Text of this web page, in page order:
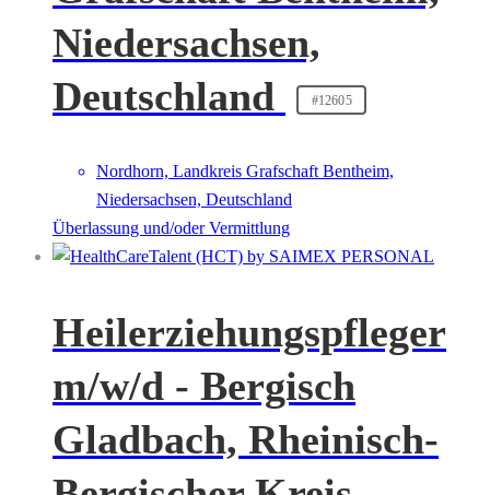
Niedersachsen,
Deutschland
#12605
Nordhorn, Landkreis Grafschaft Bentheim,
Niedersachsen, Deutschland
Überlassung und/oder Vermittlung
Heilerziehungspfleger
m/w/d - Bergisch
Gladbach, Rheinisch-